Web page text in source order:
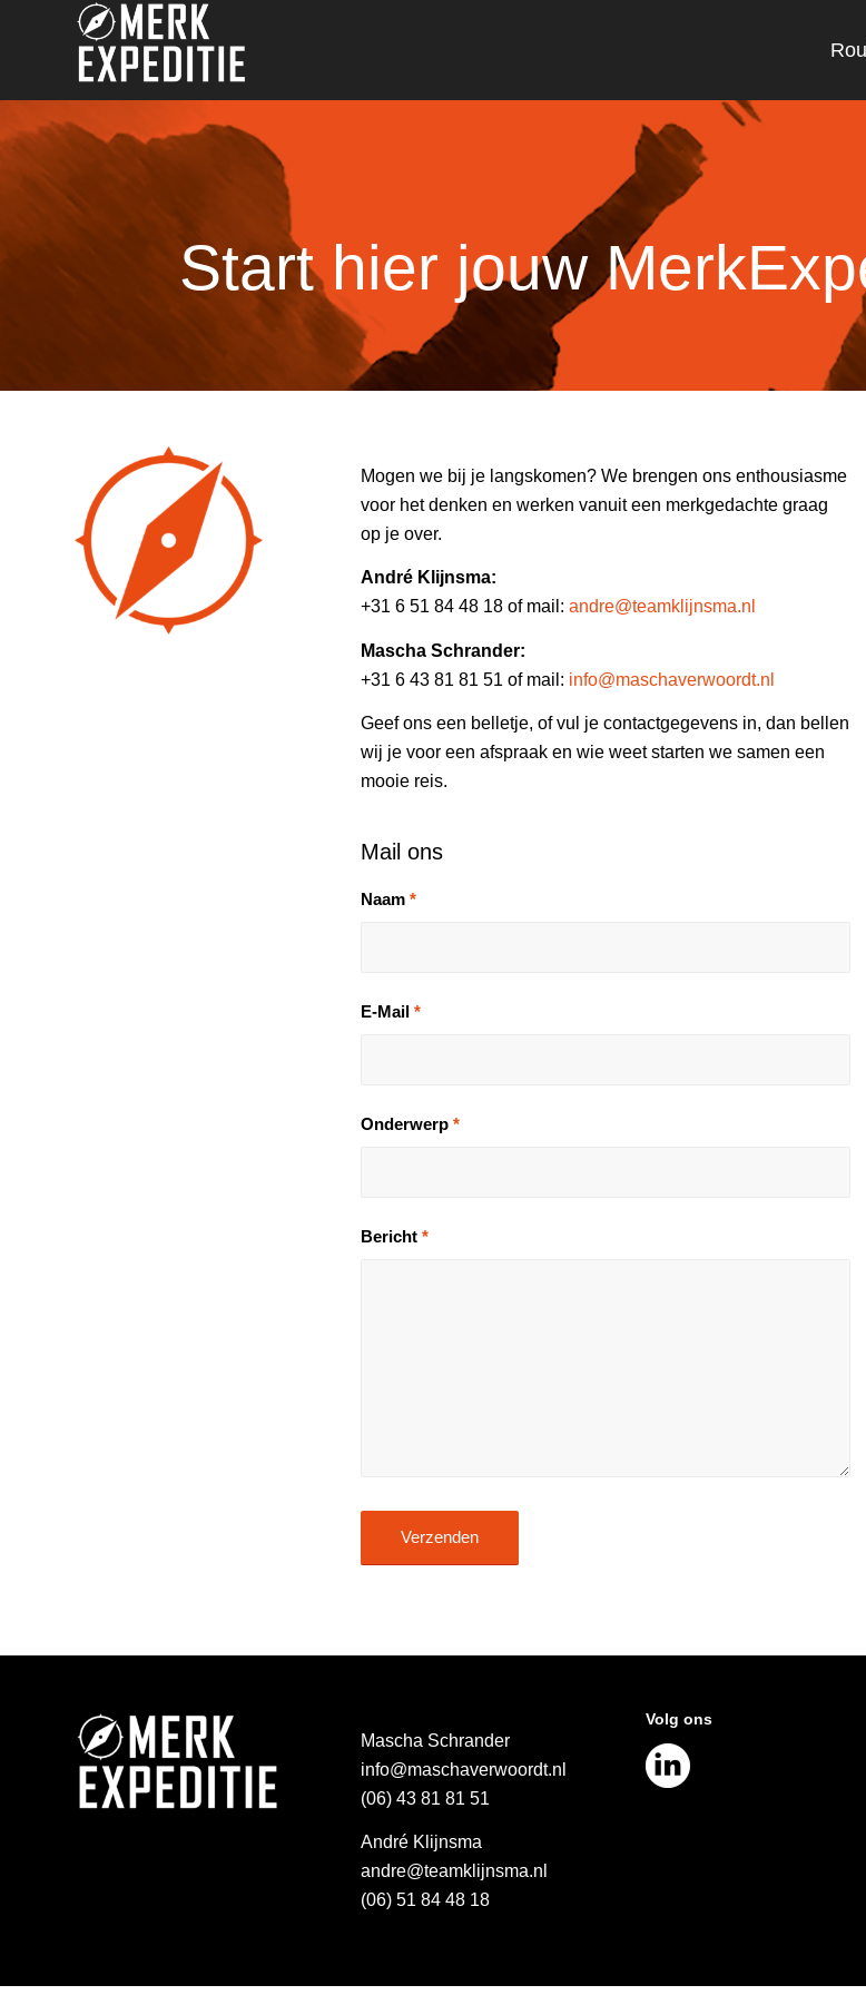
Start hier jouw
Mogen we bij je langskomen? We brengen ons enthousiasme
voor het denken en werken vanuit een merkgedachte graag
op je over.
André Klijnsma:
+31 6 51 84 48 18 of mail: andre@teamklijnsma.nl
Mascha Schrander:
+31 6 43 81 81 51 of mail: info@maschaverwoordt.nl
Geef ons een belletje, of vul je contactgegevens in, dan bellen
wij je voor een afspraak en wie weet starten we samen een
mooie reis.
Mail ons
Naam *
E-Mail *
Onderwerp *
Bericht *
Mascha Schrander
info@maschaverwoordt.nl
(06) 43 81 81 51
André Klijnsma
andre@teamklijnsma.nl
(06) 51 84 48 18
Volg ons